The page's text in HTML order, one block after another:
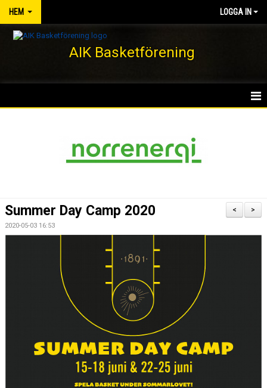
HEM LOGGA IN
AIK Basketförening
DOKUMENT
PARTNERS
>
<
Summer Day Camp 2020
2020-05-03 16:53